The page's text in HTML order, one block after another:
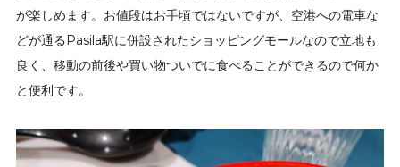
が楽しめます。お値段はお手頃ではないですが、空港への電車な
どが通るPasila駅に併設されたショッピングモールなので立地も
良く、移動の前後や買い物ついでに食べることができるので何か
と便利です。